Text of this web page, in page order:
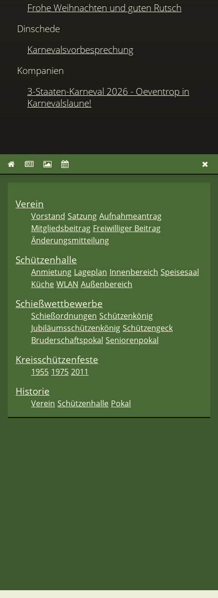
Frohe Weihnachten und guten Rutsch
Dinschede
Karnevalsvorbesprechung
Kompanien
3-Staaten-Karneval 2026 - Oeventrop in
Karnevalslaune!
Verein
Vorstand Satzung Aufnahmeantrag
Mitgliedsbeitrag Freiwilliger Beitrag
Änderungsmitteilung
Schützenhalle
Anmietung Lageplan Innenbereich Speisesaal
Küche WLAN Außenbereich
Schießwettbewerbe
Schießordnungen Schützenkönig
Jubiläumsschützenkönig Schützengeck
Bruderschaftspokal Seniorenpokal
Kreisschützenfeste
1955 1975 2011
Historie
Verein Schützenhalle Pokal